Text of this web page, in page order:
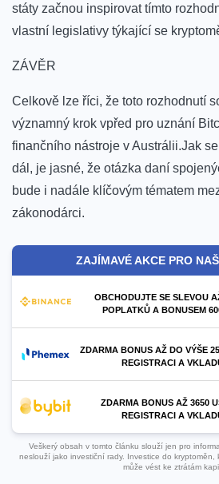
státy začnou‌ inspirovat tímto
vlastní legislativy týkající se‌
ZÁVĚR
Celkově lze říci, ‌že toto rozhodnutí
významný krok vpřed pro uznání
finančního nástroje v Austrálii.Jak
dál, je jasné, že‌ otázka daní‍
bude i nadále klíčovým tématem
zákonodárci.
ZAJÍMAVÉ AKCE PRO
OBCHODUJTE SE SLEVOU
POPLATKŮ A BONUSEM
ZDARMA BONUS AŽ DO VÝŠE
REGISTRACI A
ZDARMA BONUS AŽ 3650
REGISTRACI A
Veškerý obsah v tomto článku slouží jen pro
neslouží jako investiční rady. Investice do kryptoměn,
může vést ke ztrátám